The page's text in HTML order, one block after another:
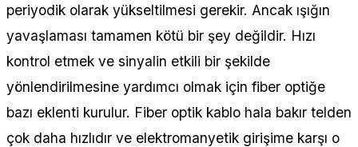
periyodik olarak yükseltilmesi gerekir. Ancak ışığın
yavaşlaması tamamen kötü bir şey değildir. Hızı
kontrol etmek ve sinyalin etkili bir şekilde
yönlendirilmesine yardımcı olmak için fiber optiğe
bazı eklenti kurulur. Fiber optik kablo hala bakır telden
çok daha hızlıdır ve elektromanyetik girişime karşı o